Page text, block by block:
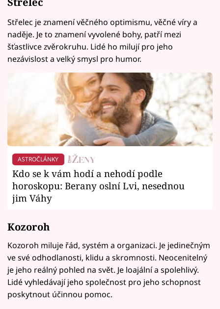
Střelec je znamení věčného optimismu, věčné víry a
naděje. Je to znamení vyvolené bohy, patří mezi
šťastlivce zvěrokruhu. Lidé ho milují pro jeho
nezávislost a velký smysl pro humor.
ASTROČLÁNKY
Kdo se k vám hodí a nehodí podle
horoskopu: Berany oslní Lvi, nesednou
jim Váhy
Kozoroh
Kozoroh miluje řád, systém a organizaci. Je jedinečným
ve své odhodlanosti, klidu a skromnosti. Neocenitelný
je jeho reálný pohled na svět. Je loajální a spolehlivý.
Lidé vyhledávají jeho společnost pro jeho schopnost
poskytnout účinnou pomoc.